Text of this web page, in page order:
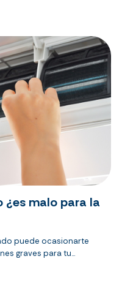
¿es malo para la
puede ocasionarte
graves para tu...